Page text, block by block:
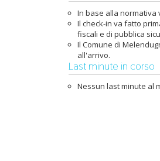
In base alla normativa
Il check-in va fatto
fiscali e di pubblica
Il Comune di
all'arrivo.
Last minute in corso
Nessun last minute al